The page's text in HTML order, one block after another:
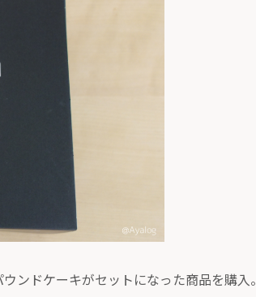
ンドケーキがセットになった商品を購入。